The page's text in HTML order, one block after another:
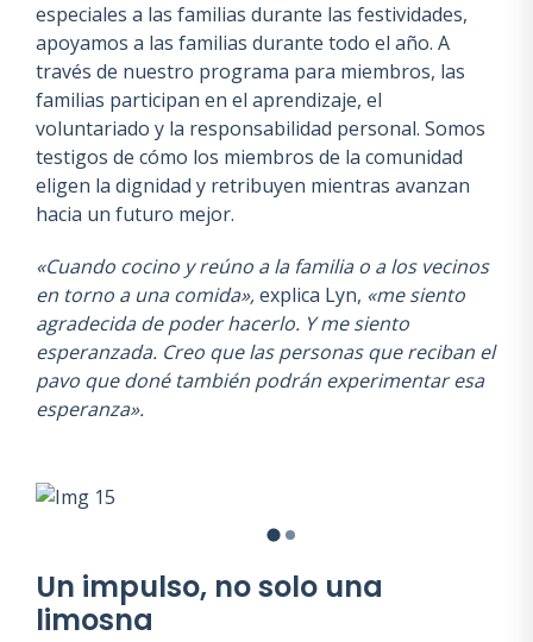
especiales a las familias durante las festividades,
apoyamos a las familias durante todo el año. A
través de nuestro programa para miembros, las
familias participan en el aprendizaje, el
voluntariado y la responsabilidad personal. Somos
testigos de cómo los miembros de la comunidad
eligen la dignidad y retribuyen mientras avanzan
hacia un futuro mejor.
«Cuando cocino y reúno a la familia o a los vecinos
en torno a una comida»,explica Lyn, «me siento
agradecida de poder hacerlo. Y me siento
esperanzada. Creo que las personas que reciban el
pavo que doné también podrán experimentar esa
esperanza».
Un impulso, no solo una
limosna